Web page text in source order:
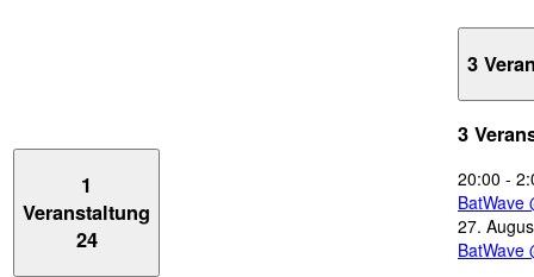
1
Veranstaltung
24
3
3
20:00 -
BatWave
27.
BatWave